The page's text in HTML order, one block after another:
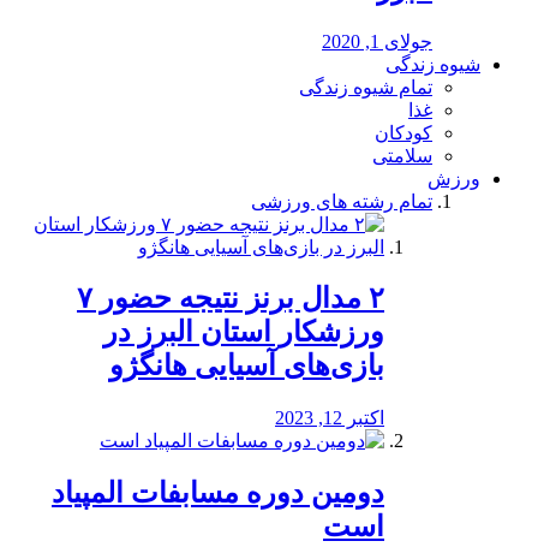
جولای 1, 2020
شیوه زندگی
تمام شیوه زندگی
غذا
کودکان
سلامتی
ورزش
تمام رشته های ورزشی
۲ مدال برنز نتیجه حضور ۷
ورزشکار استان البرز در
بازی‌های آسیایی هانگژو
اکتبر 12, 2023
دومین دوره مسابفات المپیاد
است